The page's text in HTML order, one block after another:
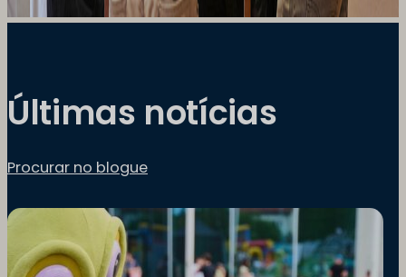
Últimas notícias
Procurar no blogue